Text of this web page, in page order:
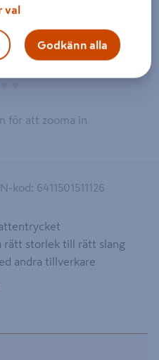
för att zooma in
kod : 6411501511126
rätt storlek till rätt slang
andra tillverkare
val
Godkänn alla